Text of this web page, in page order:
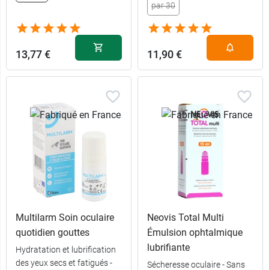
13,77 €
par 30
11,90 €
Multilarm Soin oculaire
quotidien gouttes
Hydratation et lubrification
des yeux secs et fatigués -
Neovis Total Multi
Émulsion ophtalmique
lubrifiante
Sécheresse oculaire - Sans